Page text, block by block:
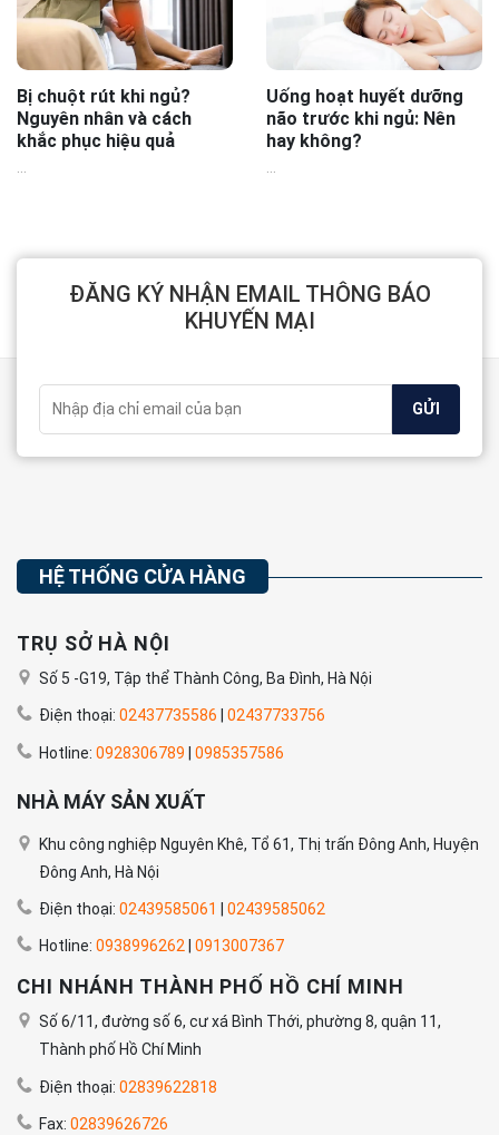
Bị chuột rút khi ngủ?
Nguyên nhân và cách
khắc phục hiệu quả
Uống hoạt huyết dưỡng
não trước khi ngủ: Nên
hay không?
ĐĂNG KÝ NHẬN EMAIL THÔNG BÁO
KHUYẾN MẠI
HỆ THỐNG CỬA HÀNG
TRỤ SỞ HÀ NỘI
Số 5 -G19, Tập thể Thành Công, Ba Đình, Hà Nội
Điện thoại: 02437735586 02437733756
Hotline: 0928306789 | 0985357586
NHÀ MÁY SẢN XUẤT
Khu công nghiệp Nguyên Khê, Tổ 61, Thị trấn Đông Anh, Huyện
Đông Anh, Hà Nội
Điện thoại: 02439585061 02439585062
Hotline: 0938996262 0913007367
CHI NHÁNH THÀNH PHỐ HỒ CHÍ MINH
Số 6/11, đường số 6, cư xá Bình Thới, phường 8, quận 11,
Thành phố Hồ Chí Minh
Điện thoại: 02839622818
Fax: 02839626726